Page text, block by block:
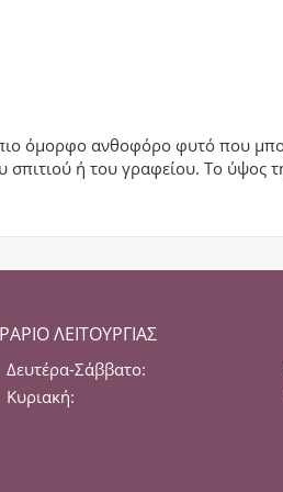
όμορφο ανθοφόρο φυτό που
ή του γραφείου. Το ύψος
ΛΕΙΤΟΥΡΓΊΑΣ
Δευτέρα-Σάββατο:
Κυριακή: